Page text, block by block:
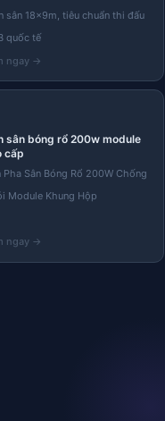
sân 18×9m, tiêu chuẩn thi đấu
quốc tế
sân bóng rổ 200w module
cấp
Pha Sân Bóng Rổ 200W Chống
Module Khung Hộp